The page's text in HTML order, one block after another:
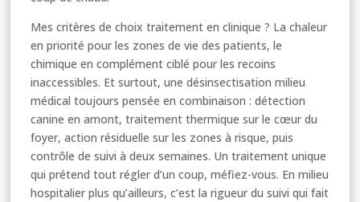
Mes critères de choix traitement en clinique ? La chaleur
en priorité pour les zones de vie des patients, le
chimique en complément ciblé pour les recoins
inaccessibles. Et surtout, une désinsectisation milieu
médical toujours pensée en combinaison : détection
canine en amont, traitement thermique sur le cœur du
foyer, action résiduelle sur les zones à risque, puis
contrôle de suivi à deux semaines. Un traitement unique
qui prétend tout régler d’un coup, méfiez-vous. En milieu
hospitalier plus qu’ailleurs, c’est la rigueur du suivi qui fait